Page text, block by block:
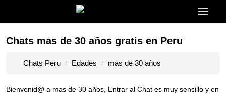
Chats mas de 30 años gratis en Peru
Chats Peru Edades mas de 30 años
Bienvenid@ a mas de 30 años, Entrar al Chat es muy sencillo y en